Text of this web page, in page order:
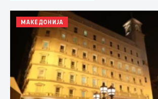
МАКЕДОНИЈА